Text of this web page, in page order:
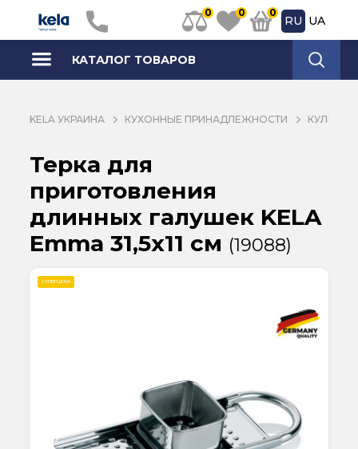
0 0 0
RU UA
КАТАЛОГ ТОВАРОВ
KELA УКРАИНА КУХОННЫЕ ПРИНАДЛЕЖНОСТИ
Терка для
приготовления
длинных галушек KELA
Emma 31,5х11 см (19088)
СУПЕРЦЕНА